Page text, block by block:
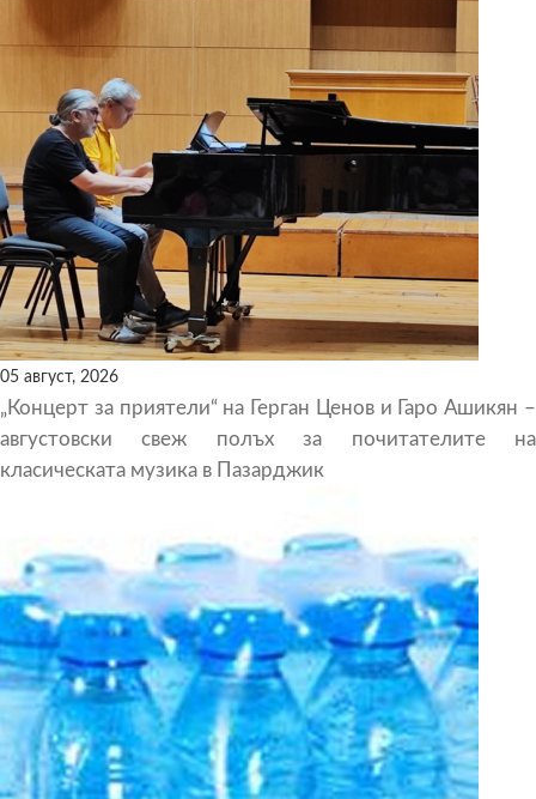
05 август, 2026
„Концерт за приятели“ на Герган Ценов и Гаро Ашикян –
августовски свеж полъх за почитателите на
класическата музика в Пазарджик